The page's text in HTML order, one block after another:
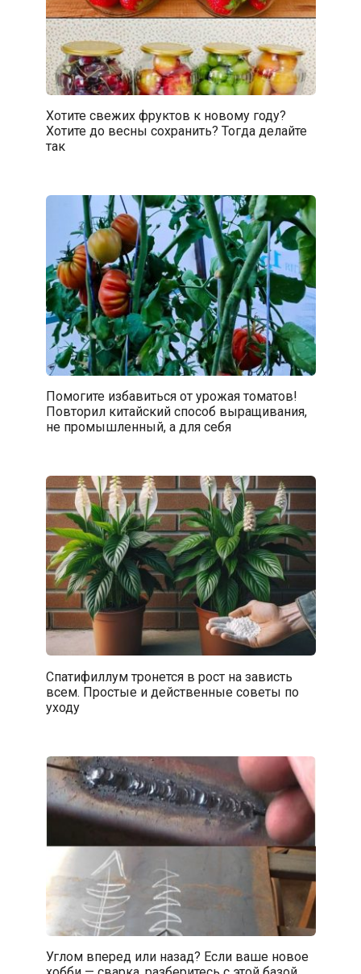
Хотите свежих фруктов к новому году?
Хотите до весны сохранить? Тогда делайте
так
Помогите избавиться от урожая томатов!
Повторил китайский способ выращивания,
не промышленный, а для себя
Спатифиллум тронется в рост на зависть
всем. Простые и действенные советы по
уходу
Углом вперед или назад? Если ваше новое